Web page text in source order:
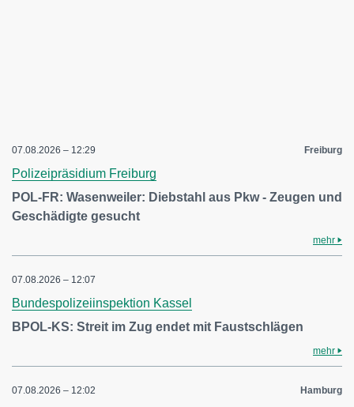
07.08.2026 – 12:29 Freiburg
Polizeipräsidium Freiburg
POL-FR: Wasenweiler: Diebstahl aus Pkw - Zeugen und
Geschädigte gesucht
mehr
07.08.2026 – 12:07
Bundespolizeiinspektion Kassel
BPOL-KS: Streit im Zug endet mit Faustschlägen
mehr
07.08.2026 – 12:02 Hamburg